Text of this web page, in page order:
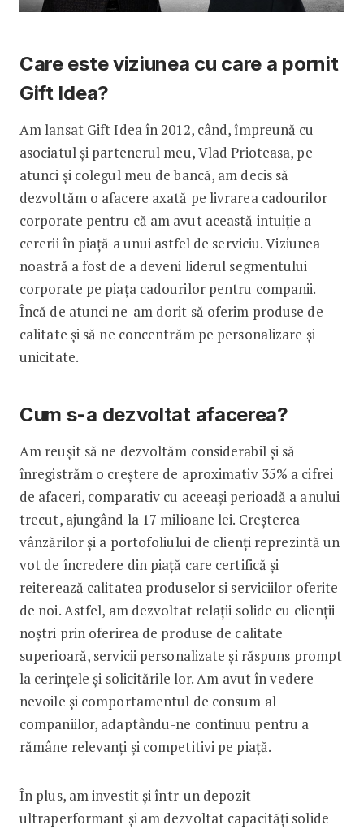
Care este viziunea cu care a pornit
Gift Idea?
Am lansat Gift Idea în 2012, când, împreună cu
asociatul și partenerul meu, Vlad Prioteasa, pe
atunci și colegul meu de bancă, am decis să
dezvoltăm o afacere axată pe livrarea cadourilor
corporate pentru că am avut această intuiție a
cererii în piață a unui astfel de serviciu. Viziunea
noastră a fost de a deveni liderul segmentului
corporate pe piața cadourilor pentru companii.
Încă de atunci ne-am dorit să oferim produse de
calitate și să ne concentrăm pe personalizare și
unicitate.
Cum s-a dezvoltat afacerea?
Am reușit să ne dezvoltăm considerabil și să
înregistrăm o creștere de aproximativ 35% a cifrei
de afaceri, comparativ cu aceeași perioadă a anului
trecut, ajungând la 17 milioane lei. Creșterea
vânzărilor și a portofoliului de clienți reprezintă un
vot de încredere din piață care certifică și
reiterează calitatea produselor si serviciilor oferite
de noi. Astfel, am dezvoltat relații solide cu clienții
noștri prin oferirea de produse de calitate
superioară, servicii personalizate și răspuns prompt
la cerințele și solicitările lor. Am avut în vedere
nevoile și comportamentul de consum al
companiilor, adaptându-ne continuu pentru a
rămâne relevanți și competitivi pe piață.
În plus, am investit și într-un depozit
ultraperformant și am dezvoltat capacități solide